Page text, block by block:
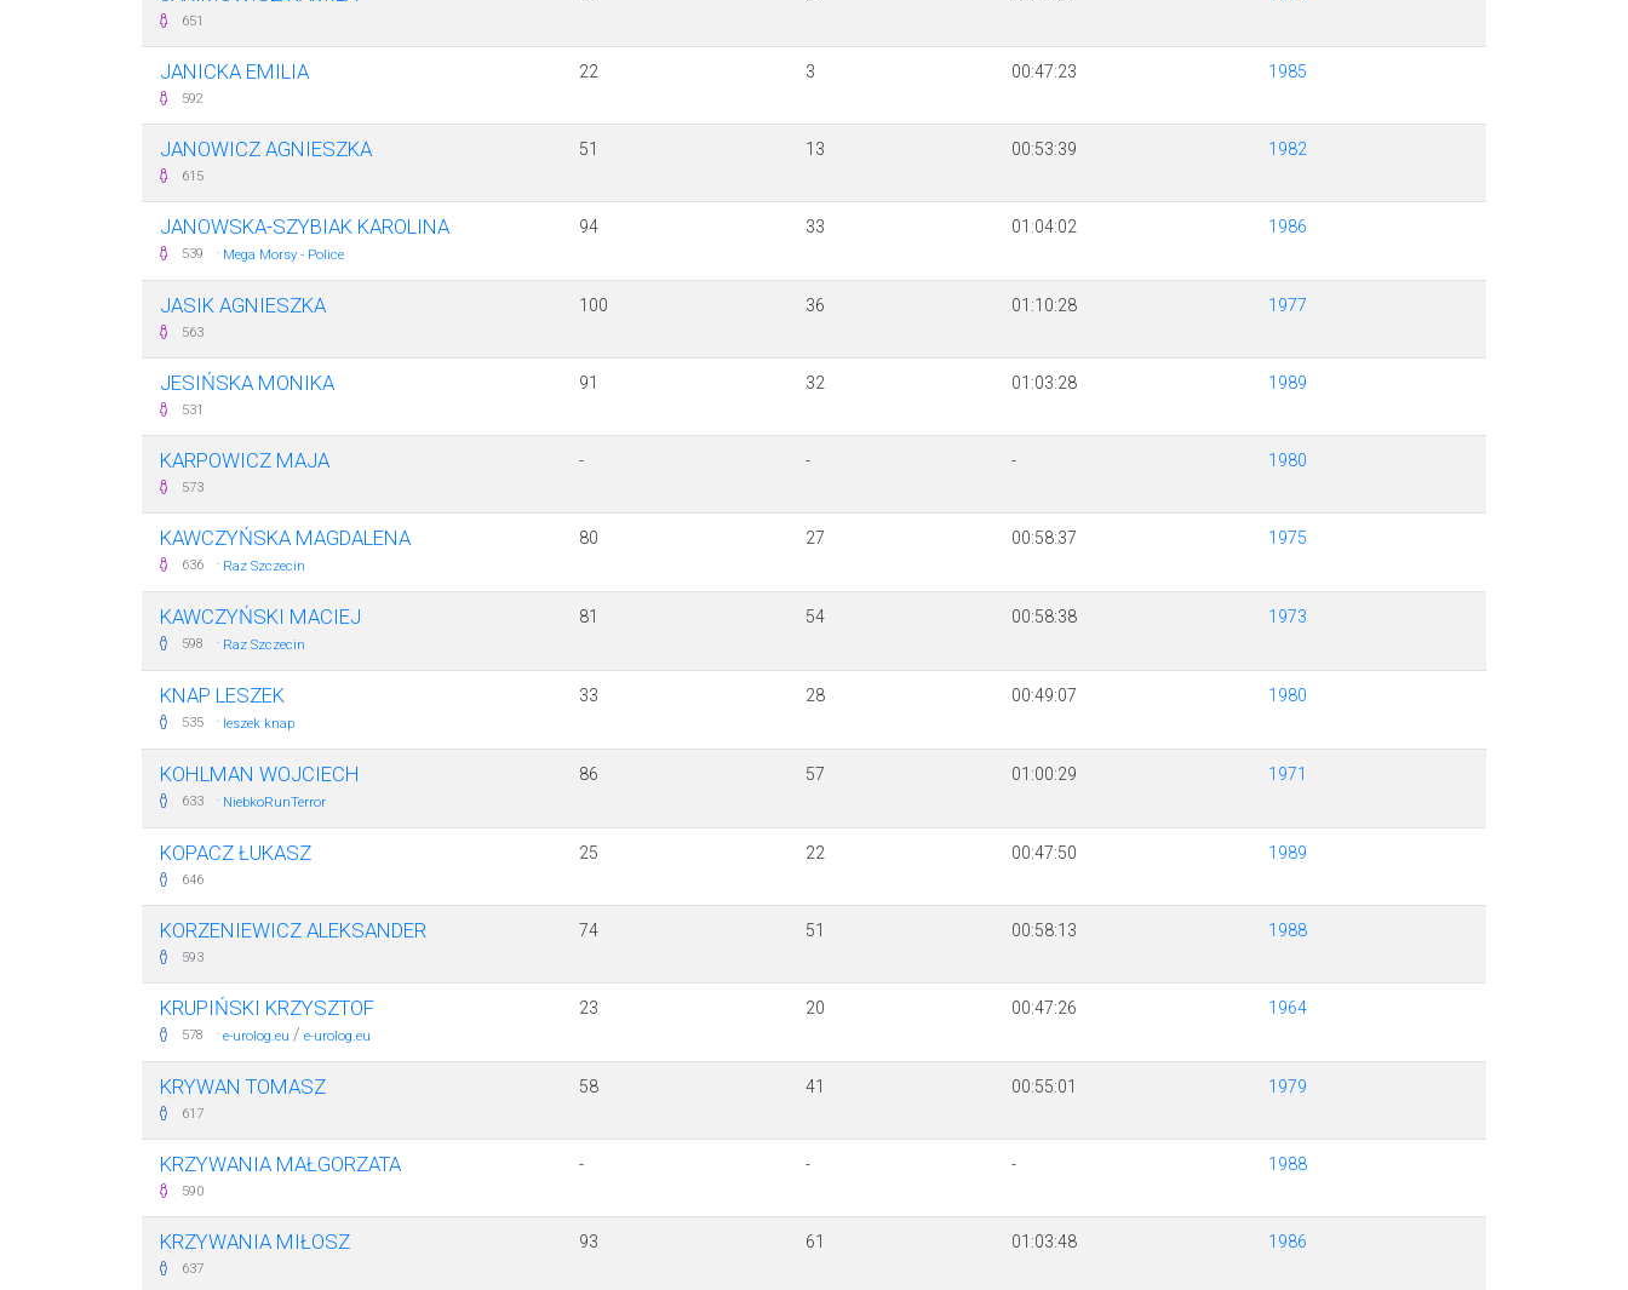
651
JANICKA EMILIA
592
22 3 00:47:23 1985
JANOWICZ AGNIESZKA
615
51 13 00:53:39 1982
JANOWSKA-SZYBIAK KAROLINA
539 · Mega Morsy - Police
94 33 01:04:02 1986
JASIK AGNIESZKA
563
100 36 01:10:28 1977
JESIŃSKA MONIKA
531
91 32 01:03:28 1989
KARPOWICZ MAJA
573
- - - 1980
KAWCZYŃSKA MAGDALENA
636 · Raz Szczecin
80 27 00:58:37 1975
KAWCZYŃSKI MACIEJ
598 · Raz Szczecin
81 54 00:58:38 1973
KNAP LESZEK
535 · leszek knap
33 28 00:49:07 1980
KOHLMAN WOJCIECH
633 · NiebkoRunTerror
86 57 01:00:29 1971
KOPACZ ŁUKASZ
646
25 22 00:47:50 1989
KORZENIEWICZ ALEKSANDER
593
74 51 00:58:13 1988
KRUPIŃSKI KRZYSZTOF
578 · e-urolog.eu / e-urolog.eu
23 20 00:47:26 1964
KRYWAN TOMASZ
617
58 41 00:55:01 1979
KRZYWANIA MAŁGORZATA
590
- - - 1988
KRZYWANIA MIŁOSZ
637
93 61 01:03:48 1986